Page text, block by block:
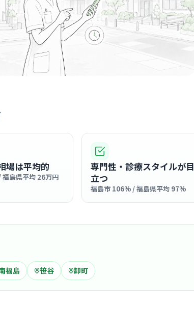
堀切眼科
最寄り 福島駅周辺
診療科 眼科
地元の方々に長く愛されている地域密着型のクリニック
で、患者さんとの温かい交流を大切にする穏やかな雰囲気
です。
… 詳しく見る
クリニック 気になる
最寄り 福島駅周辺
診療科 眼科
院長先生をはじめ、スタッフ全員が笑顔で丁寧な対応を心
クリニック
さとう胃腸科クリニック
場は平均的
島県平均 26万円
専門性・診療スタイルが目
立つ
福島市 106% / 福島県平均 97%
福島 笹谷 卸町